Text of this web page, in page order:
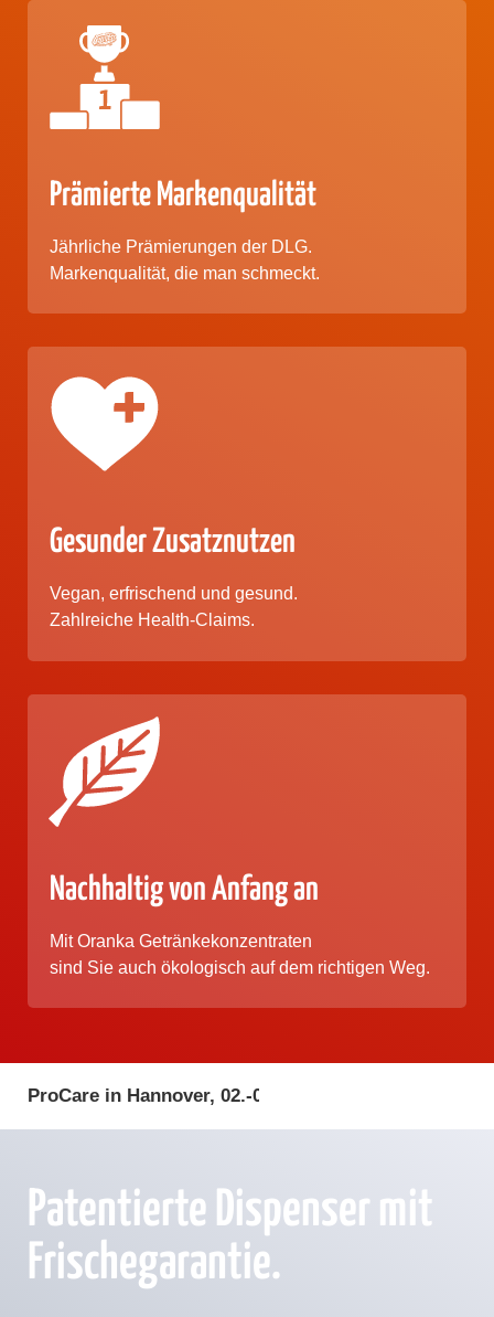
Prämierte Markenqualität
Jährliche Prämierungen der DLG.
Markenqualität, die man schmeckt.
Gesunder Zusatznutzen
Vegan, erfrischend und gesund.
Zahlreiche Health-Claims.
Nachhaltig von Anfang an
Mit Oranka Getränkekonzentraten
sind Sie auch ökologisch auf dem richtigen Weg.
ProCare in Hannover, 02.-03. Februar 2027
Patentierte Dispenser mit
Frischegarantie.